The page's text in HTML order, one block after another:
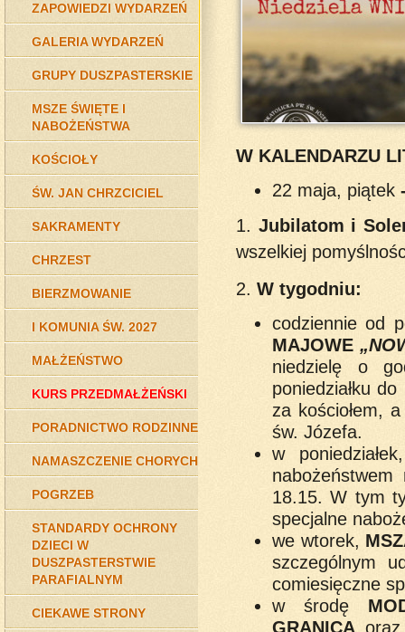
ZAPOWIEDZI WYDARZEŃ
GALERIA WYDARZEŃ
GRUPY DUSZPASTERSKIE
MSZE ŚWIĘTE I
NABOŻEŃSTWA
KOŚCIOŁY
ŚW. JAN CHRZCICIEL
SAKRAMENTY
CHRZEST
BIERZMOWANIE
I KOMUNIA ŚW. 2027
MAŁŻEŃSTWO
KURS PRZEDMAŁŻEŃSKI
PORADNICTWO RODZINNE
NAMASZCZENIE CHORYCH
POGRZEB
STANDARDY OCHRONY
DZIECI W
DUSZPASTERSTWIE
PARAFIALNYM
CIEKAWE STRONY
W KALENDARZU
22 maja, piątek
1. Jubilatom i
wszelkiej
2. W tygodniu:
codziennie od
MAJOWE
niedzielę o
poniedziałku
za kościołem,
św. Józefa.
w
18.15. W tym
specjalne
we wtorek,
szczególnym
comiesięczne
w środę
GRANICĄ